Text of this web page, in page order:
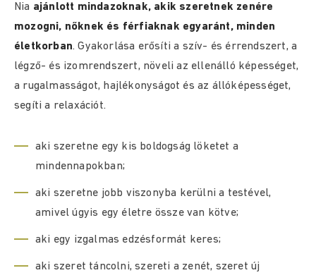
Nia ajánlott mindazoknak, akik szeretnek zenére
mozogni, nőknek és férfiaknak egyaránt, minden
életkorban. Gyakorlása erősíti a szív- és érrendszert, a
légző- és izomrendszert, növeli az ellenálló képességet,
a rugalmasságot, hajlékonyságot és az állóképességet,
segíti a relaxációt.
aki szeretne egy kis boldogság löketet a
mindennapokban;
aki szeretne jobb viszonyba kerülni a testével,
amivel úgyis egy életre össze van kötve;
aki egy izgalmas edzésformát keres;
aki szeret táncolni, szereti a zenét, szeret új